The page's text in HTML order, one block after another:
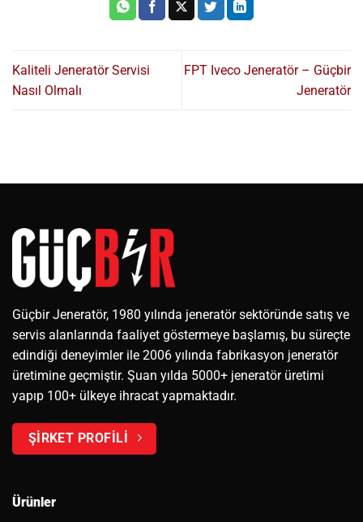
Kaliteli Jeneratör Servisi
Nasıl Olmalı
FPT Iveco Jeneratör – Güçbir
Jeneratör
Güçbir Jeneratör, 1980 yılında jeneratör sektöründe satış ve
servis alanlarında faaliyet göstermeye başlamış, bu süreçte
edindiği deneyimler ile 2006 yılında fabrikasyon jeneratör
üretimine geçmiştir. Şuan yılda 5000+ jeneratör üretimi
yapıp 100+ ülkeye ihracat yapmaktadır.
ŞİRKET PROFİLİ
Ürünler